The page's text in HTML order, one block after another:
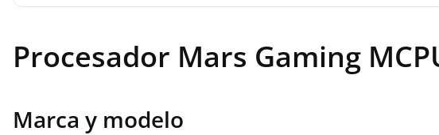
Procesador Mars Gaming
Marca y modelo